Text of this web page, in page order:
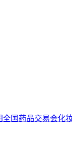
全国药品交易会化